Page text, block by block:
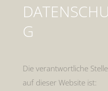
G
Die verantwortliche
auf dieser Website ist: